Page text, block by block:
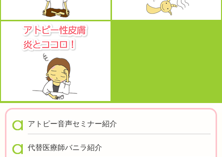
アトピー音声セミナー紹介
代替医療師バニラ紹介